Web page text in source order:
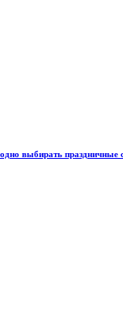
выбирать праздничные